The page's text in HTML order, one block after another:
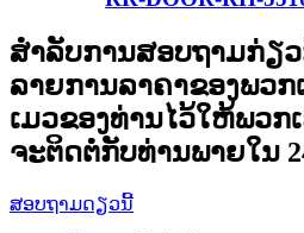
ສຳລັບການສອບຖາມກ່ຽ
ລາຍການລາຄາຂອງພວກ
ເມວຂອງທ່ານໄວ້ໃຫ້ພວກ
ຈະຕິດຕໍ່ກັບທ່ານພາຍໃນ
ສອບຖາມດຽວນີ້